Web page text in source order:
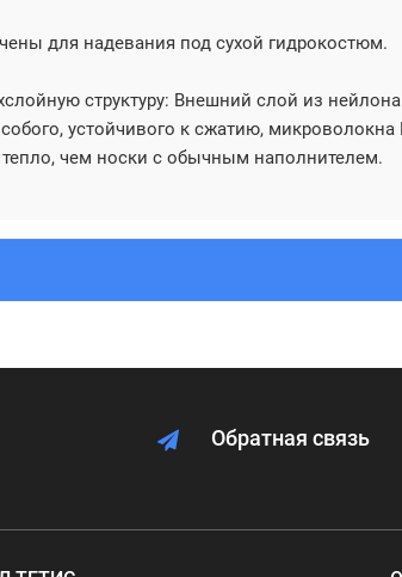
для надевания под сухой гидрокостюм.
структуру: Внешний слой из
устойчивого к сжатию,
чем носки с обычным наполнителем.
Обратная связь